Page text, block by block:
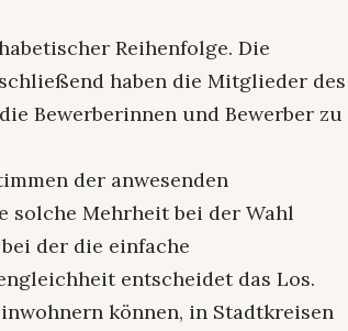
Reihenfolge. Die
haben die Mitglieder des
Bewerberinnen und Bewerber zu
der anwesenden
solche Mehrheit bei der Wahl
der die einfache
entscheidet das Los.
können, in Stadtkreisen